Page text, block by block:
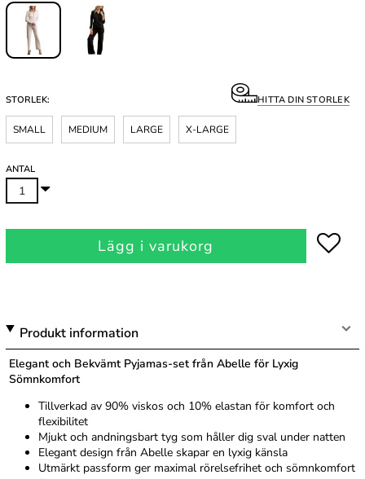
STORLEK: HITTA DIN STORLEK
SMALL MEDIUM LARGE X-LARGE
ANTAL
Lägg i varukorg
Produkt information
Elegant och Bekvämt Pyjamas-set från Abelle för Lyxig
Sömnkomfort
Tillverkad av 90% viskos och 10% elastan för komfort och
flexibilitet
Mjukt och andningsbart tyg som håller dig sval under natten
Elegant design från Abelle skapar en lyxig känsla
Utmärkt passform ger maximal rörelsefrihet och sömnkomfort